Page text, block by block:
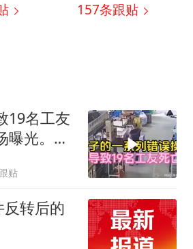
157条跟贴
19名工友
曝光。一
贴
反转后的